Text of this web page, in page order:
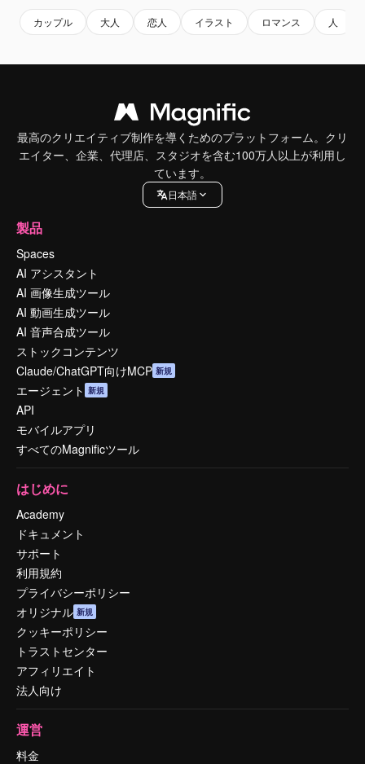
カップル 大人 恋人 イラスト ロマンス 人
最高のクリエイティブ制作を導くためのプラットフォーム。クリ
エイター、企業、代理店、スタジオを含む100万人以上が利用し
ています。
日本語
製品
Spaces
AI アシスタント
AI 画像生成ツール
AI 動画生成ツール
AI 音声合成ツール
ストックコンテンツ
Claude/ChatGPT向けMCP 新規
エージェント 新規
API
モバイルアプリ
すべてのMagnificツール
はじめに
Academy
ドキュメント
サポート
利用規約
プライバシーポリシー
オリジナル 新規
クッキーポリシー
トラストセンター
アフィリエイト
法人向け
運営
料金